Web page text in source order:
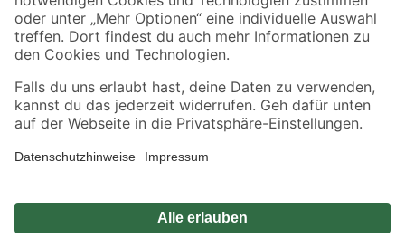
Alle Preisangaben in EUR inkl. gesetzl. MwSt.. Die dargestellten Angebote sind unter
Umständen nicht in allen Märkten verfügbar. Die angegebenen Verfügbarkeiten beziehen
Produkte nur solange der Vorrat reicht.
*Paketversand ab 59 € versandkostenfrei, gilt nicht für Artikel mit Speditionsversand, hier
Privatsphäre Impressum